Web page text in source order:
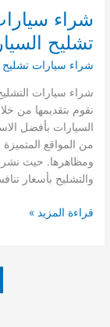
شراء
تشليح
شراء سيارات تشليح
شراء سيارات
نقوم بتقديمها من
السيارات بأفضل
من المواقع
ومظاهرها. حيث
والتشليح بأسعار
شراء
قراءة المزيد »